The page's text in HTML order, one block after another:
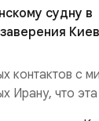
судну в
контактов с
Ирану, что
МИД